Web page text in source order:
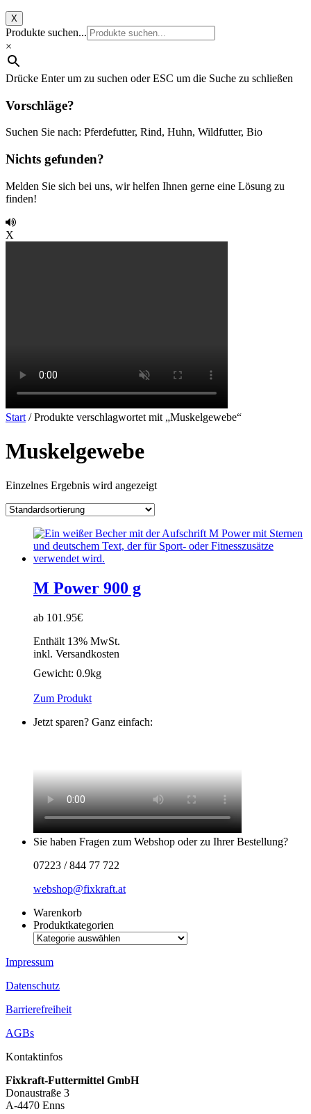
X
Produkte suchen...
×
Drücke Enter um zu suchen oder ESC um die Suche zu schließen
Vorschläge?
Suchen Sie nach: Pferdefutter, Rind, Huhn, Wildfutter, Bio
Nichts gefunden?
Melden Sie sich bei uns, wir helfen Ihnen gerne eine Lösung zu
finden!
X
Start / Produkte verschlagwortet mit „Muskelgewebe“
Muskelgewebe
Einzelnes Ergebnis wird angezeigt
M Power 900 g
ab 101.95€
Enthält 13% MwSt.
inkl. Versandkosten
Gewicht: 0.9kg
Zum Produkt
Jetzt sparen? Ganz einfach:
Sie haben Fragen zum Webshop oder zu Ihrer Bestellung?
07223 / 844 77 722
webshop@fixkraft.at
Warenkorb
Produktkategorien
Impressum
Datenschutz
Barrierefreiheit
AGBs
Kontaktinfos
Fixkraft-Futtermittel GmbH
Donaustraße 3
A-4470 Enns